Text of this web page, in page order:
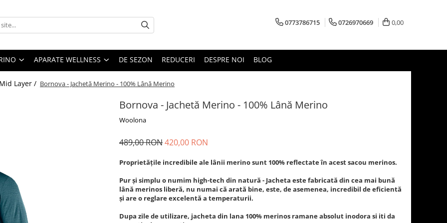
0773786715 0726970669 0,00
APARATE WELLNESS DE SEZON REDUCERI DESPRE NOI BLOG
Mid Layer / Bornova - Jachetă Merino - 100% Lână Merino
Bornova - Jachetă Merino - 100% Lână Merino
Woolona
489,00 RON420,00 RON
Proprietățile incredibile ale lânii merino sunt 100% reflectate în acest sacou merinos.
Pur și simplu o numim high-tech din natură - Jacheta este fabricată din cea mai bună
lână merinos liberă, nu numai că arată bine, este, de asemenea, incredibil de eficientă
și are o reglare excelentă a temperaturii.
Dupa zile de utilizare, jacheta din lana 100% merinos ramane absolut inodora si iti da